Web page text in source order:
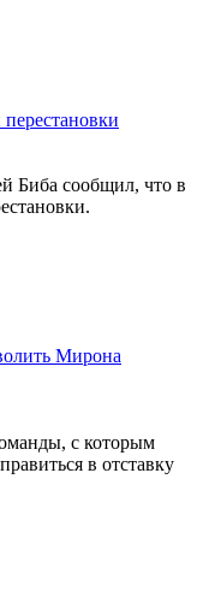
Биба сообщил, что в
Мирона
с которым
в отставку